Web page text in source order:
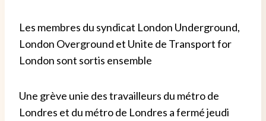
Les membres du syndicat London Underground,
London Overground et Unite de Transport for
London sont sortis ensemble
Une grève unie des travailleurs du métro de
Londres et du métro de Londres a fermé jeudi